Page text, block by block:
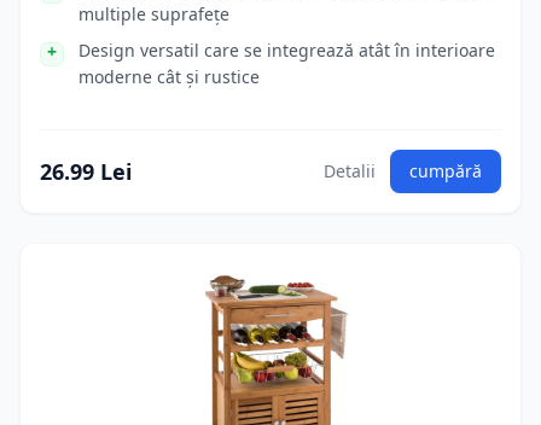
multiple suprafețe
Design versatil care se integrează atât în interioare
moderne cât și rustice
26.99 Lei Detalii cumpără